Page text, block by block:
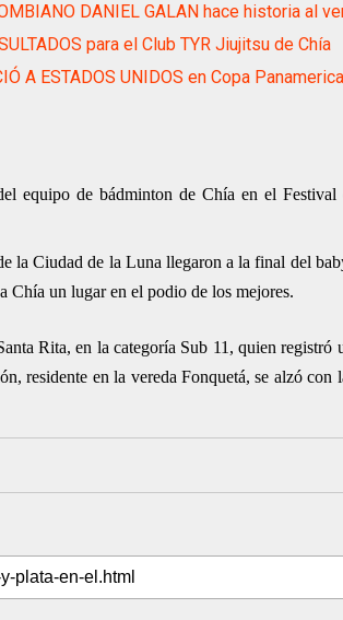
DANIEL GALAN hace historia al
para el Club TYR Jiujitsu de Chía
A ESTADOS UNIDOS en Copa
equipo de bádminton de Chía en el Festival
la Ciudad de la Luna llegaron a la final del
Chía un lugar en el podio de los mejores.
Rita, en la categoría Sub 11, quien registró
residente en la vereda Fonquetá, se alzó con